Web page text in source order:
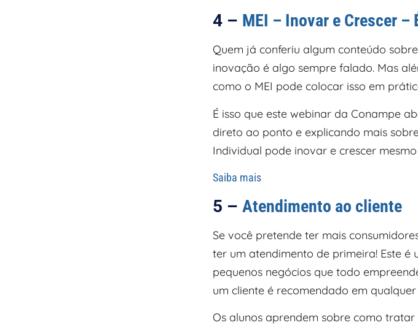
4 – MEI – Inovar e Crescer –
Quem já conferiu algum conteúdo
inovação é algo sempre falado. Mas
como o MEI pode colocar isso em
É isso que este webinar da Conampe
direto ao ponto e explicando mais
Individual pode inovar e crescer
Saiba mais
5 – Atendimento ao cliente
Se você pretende ter mais
ter um atendimento de primeira! Este
pequenos negócios que todo
um cliente é recomendado em
Os alunos aprendem sobre como